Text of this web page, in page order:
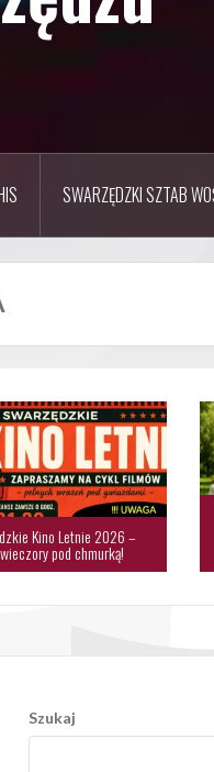
SWARZĘDZKI SZTAB
Kino Letnie 2026 –
pod chmurką!
Szukaj